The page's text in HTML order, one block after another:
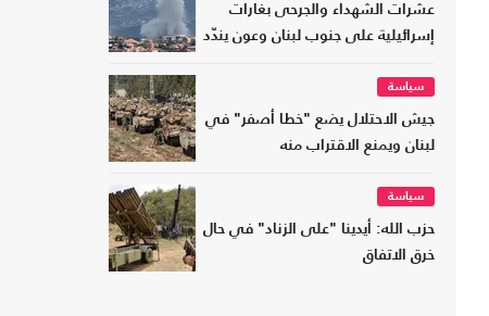
عشرات الشهداء والجرحى بغارات
إسرائيلية على جنوب لبنان وعون يندّد
سياسة
جيش الاحتلال يضع "خطا أصفر" في
لبنان ويمنع الاقتراب منه
سياسة
حزب الله: أيدينا "على الزناد" في حال
خرق الاتفاق